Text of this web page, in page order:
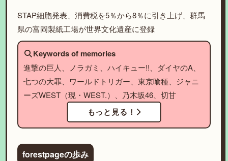
STAP細胞発表、消費税を5％から8％に引き上げ、群馬
県の富岡製紙工場が世界文化遺産に登録
Keywords of memories
進撃の巨人、ノラガミ、ハイキュー!!、ダイヤのA、
七つの大罪、ワールドトリガー、東京喰種、ジャニ
ーズWEST（現・WEST.）、乃木坂46、切甘
もっと見る！
forestpageの歩み